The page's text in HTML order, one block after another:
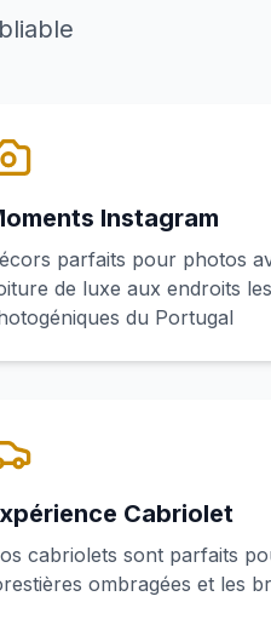
Instagram
parfaits pour photos
de luxe aux endroits
du Portugal
Cabriolet
cabriolets sont parfaits
ombragées et les